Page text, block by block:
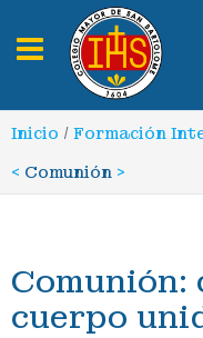
Toggle navigation
Inicio / Formación
< Comunión >
cuerpo